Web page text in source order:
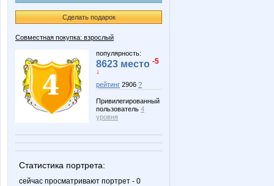
Сделать подарок
Совместная покупка: взрослый
популярность:
8623 место -5
↓
рейтинг 2906 ?
Привилегированный
пользователь 4
уровня
Статистика портрета:
сейчас просматривают портрет - 0